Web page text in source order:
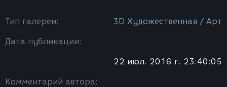
Тип галереи: 3D Художественная / Арт
Дата публикации:
22 июл. 2016 г. 23:40:05
Комментарий автора: